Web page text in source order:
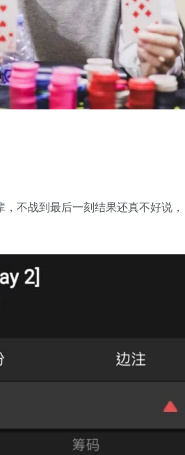
不战到最后一刻结果还真不好说，